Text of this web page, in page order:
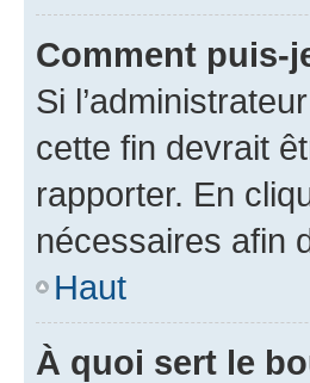
Comment puis-
Si
cette fin devrait
rapporter. En
nécessaires afin
Haut
À quoi sert le